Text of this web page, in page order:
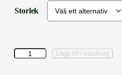
Storlek
T
Lägg till i varukorg